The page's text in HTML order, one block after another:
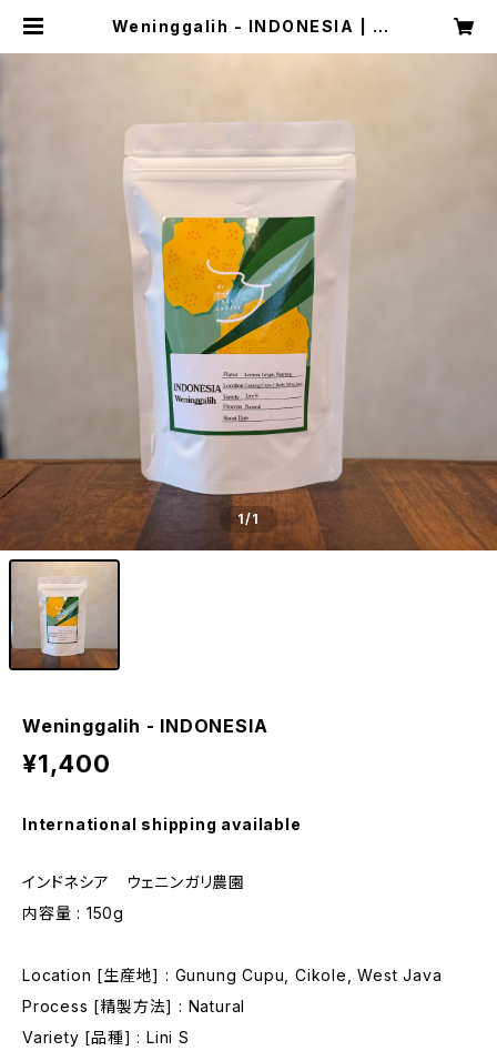
Weninggalih - INDONESIA | B
1/1
Weninggalih - INDONESIA
¥1,400
International shipping available
インドネシア ウェニンガリ農園
内容量 : 150g
Location [生産地] : Gunung Cupu, Cikole, West Java
Process [精製方法] : Natural
Variety [品種] : Lini S